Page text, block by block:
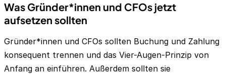
Was Gründer*innen und CFOs jetzt
aufsetzen sollten
Gründer*innen und CFOs sollten Buchung und Zahlung
konsequent trennen und das Vier-Augen-Prinzip von
Anfang an einführen. Außerdem sollten sie